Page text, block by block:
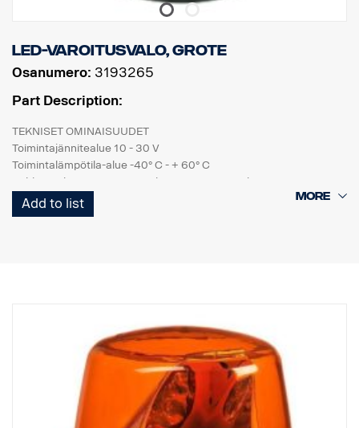
LED-varoitusvalo, Grote
Osanumero: 3193265
Part Description:
TEKNISET OMINAISUUDET
Toimintajännitealue 10 - 30 V
Toimintalämpötila-alue -40° C - + 60° C
Pohja PC, koristerengas PC, linssi PC, sisäinen linssi PC
Toimintalämpötila-alue -40° C - + 60° C
Add to list